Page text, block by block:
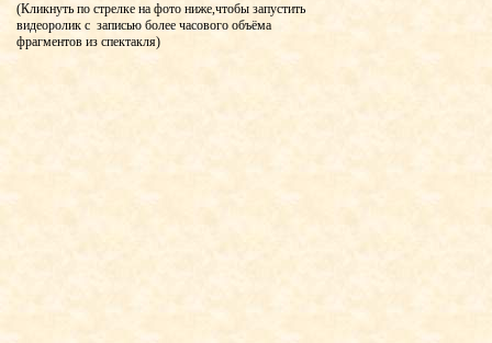
(Кликнуть по стрелке на фото ниже,чтобы запустить
видеоролик с записью более часового объёма
фрагментов из спектакля)